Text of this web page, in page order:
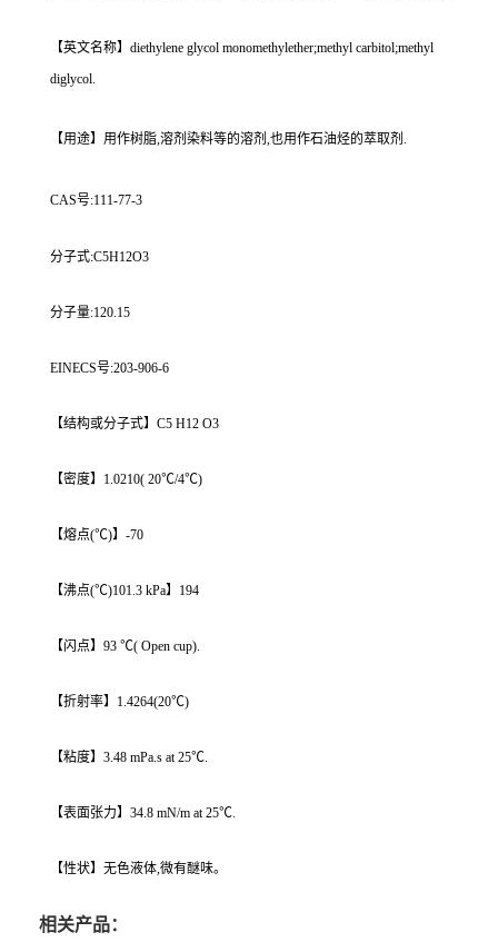
【英文名称】diethylene glycol monomethylether;methyl carbitol;methyl
diglycol.
【用途】用作树脂,溶剂染料等的溶剂,也用作石油烃的萃取剂.
CAS号:111-77-3
分子式:C5H12O3
分子量:120.15
EINECS号:203-906-6
【结构或分子式】C5 H12 O3
【密度】1.0210( 20℃/4℃)
【熔点(℃)】-70
【沸点(℃)101.3 kPa】194
【闪点】93 ℃( Open cup).
【折射率】1.4264(20℃)
【粘度】3.48 mPa.s at 25℃.
【表面张力】34.8 mN/m at 25℃.
【性状】无色液体,微有醚味。
相关产品：